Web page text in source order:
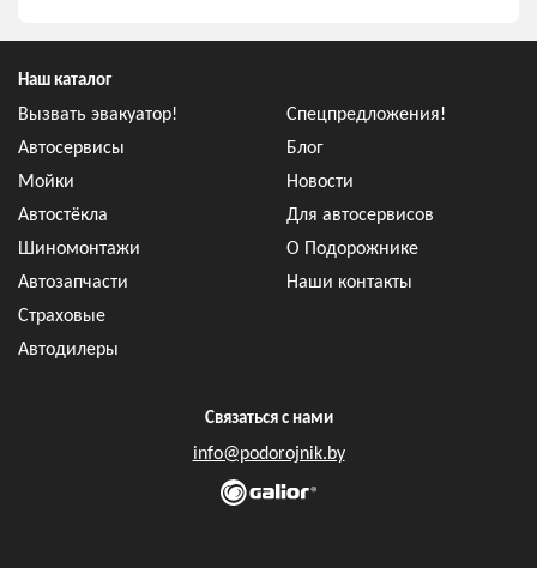
Наш каталог
Вызвать эвакуатор!
Автосервисы
Мойки
Автостёкла
Шиномонтажи
Автозапчасти
Страховые
Автодилеры
Спецпредложения!
Блог
Новости
Для автосервисов
О Подорожнике
Наши контакты
Связаться с нами
info@podorojnik.by